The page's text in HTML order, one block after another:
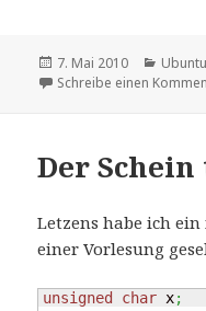
Veröffentlicht
am
7. Mai 2010 Ubuntu
Schreibe einen
Der
Letzens habe ich
einer Vorlesung
unsigned char x;